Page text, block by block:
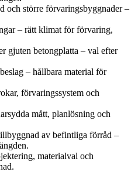
och större förvaringsbyggnader –
– rätt klimat för förvaring,
gjuten betongplatta – val efter
– hållbara material för
förvaringssystem och
mått, planlösning och
av befintliga förråd –
materialval och